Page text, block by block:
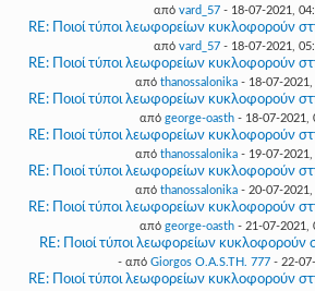
από vard_57- 18-07-2021,
RE: Ποιοί τύποι λεωφορείων κυκλοφορούν
από vard_57- 18-07-2021,
RE: Ποιοί τύποι λεωφορείων κυκλοφορούν
από thanossalonika - 18-07-2021,
RE: Ποιοί τύποι λεωφορείων κυκλοφορούν
από george-oasth- 18-07-2021,
RE: Ποιοί τύποι λεωφορείων κυκλοφορούν
από thanossalonika - 19-07-2021,
RE: Ποιοί τύποι λεωφορείων κυκλοφορούν
από thanossalonika - 20-07-2021,
RE: Ποιοί τύποι λεωφορείων κυκλοφορούν
από george-oasth- 21-07-2021,
RE: Ποιοί τύποι λεωφορείων
- από Giorgos O.A.S.TH. 777- 22-07-
RE: Ποιοί τύποι λεωφορείων κυκλοφορούν